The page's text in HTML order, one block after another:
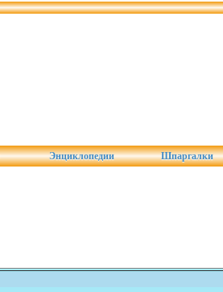
Энциклопедии Шпаргалки